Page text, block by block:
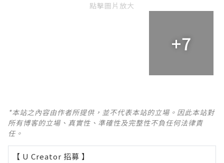
點擊圖片放大
+7
*本站之內容由作者所提供，並不代表本站的立場。因此本站對
所有博客的立場、真實性、準確性及完整性不負任何法律責
任。
【 U Creator 招募 】